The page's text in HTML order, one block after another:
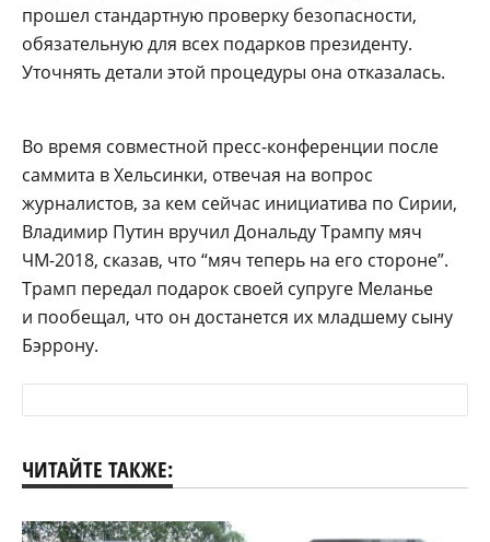
прошел стандартную проверку безопасности,
обязательную для всех подарков президенту.
Уточнять детали этой процедуры она отказалась.
Во время совместной пресс-конференции после
саммита в Хельсинки, отвечая на вопрос
журналистов, за кем сейчас инициатива по Сирии,
Владимир Путин вручил Дональду Трампу мяч
ЧМ-2018, сказав, что “мяч теперь на его стороне”.
Трамп передал подарок своей супруге Меланье
и пообещал, что он достанется их младшему сыну
Бэррону.
ЧИТАЙТЕ ТАКЖЕ: